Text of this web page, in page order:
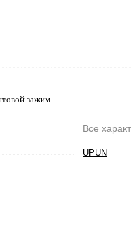
зажим
Все
UPUN